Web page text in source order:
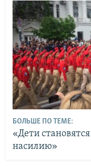
БОЛЬШЕ ПО ТЕМЕ:
«Дети
насилию»